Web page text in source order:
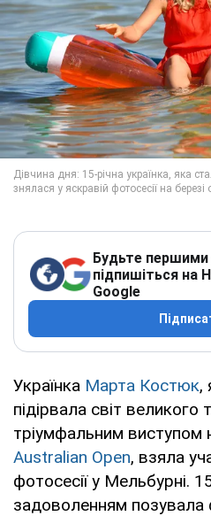
Будьте першими
підпишіться на
Google
Українка Марта Костюк,
підірвала світ великого
тріумфальним
Australian Open, взяла
фотосесії у Мельбурні.
задоволенням